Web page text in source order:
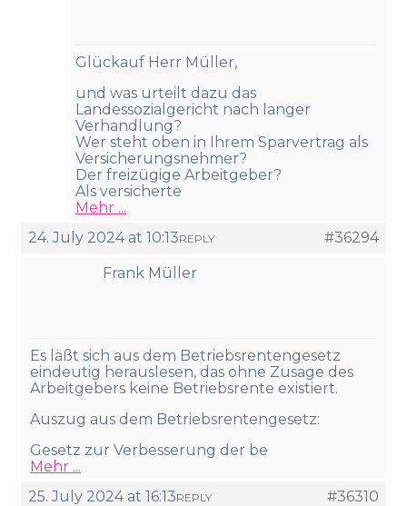
Glückauf Herr Müller,
und was urteilt dazu das
Landessozialgericht nach langer
Verhandlung?
Wer steht oben in Ihrem Sparvertrag als
Versicherungsnehmer?
Der freizügige Arbeitgeber?
Als versicherte
Mehr ...
24. July 2024 at 10:13
#36294
REPLY
Frank Müller
Es läßt sich aus dem Betriebsrentengesetz
eindeutig herauslesen, das ohne Zusage des
Arbeitgebers keine Betriebsrente existiert.
Auszug aus dem Betriebsrentengesetz:
Gesetz zur Verbesserung der be
Mehr ...
25. July 2024 at 16:13
#36310
REPLY